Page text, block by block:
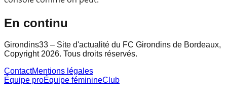
En continu
Girondins33 – Site d'actualité du FC Girondins de Bordeaux,
Copyright 2026. Tous droits réservés.
ContactMentions légales
Équipe proÉquipe féminineClub